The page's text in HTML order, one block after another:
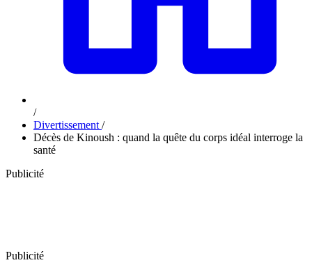
/
Divertissement /
Décès de Kinoush : quand la quête du corps idéal interroge la
santé
Publicité
Publicité